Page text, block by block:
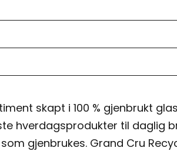
skapt i 100 % gjenbrukt
hverdagsprodukter til daglig
gjenbrukes. Grand Cru